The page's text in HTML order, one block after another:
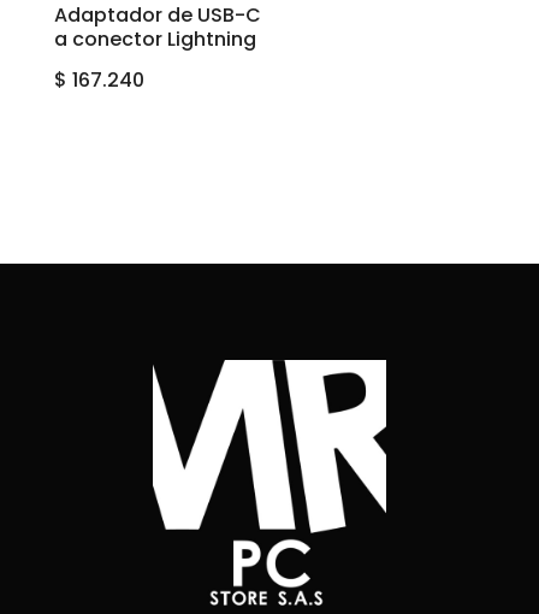
Adaptador de USB-C
a conector Lightning
$ 167.240